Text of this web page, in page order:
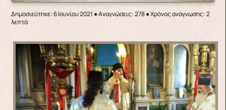
Δημοσιεύτηκε: 6 Ιουνίου 2021 ●Αναγνώσεις: 278● Χρόνος ανάγνωσης: 2
λεπτά